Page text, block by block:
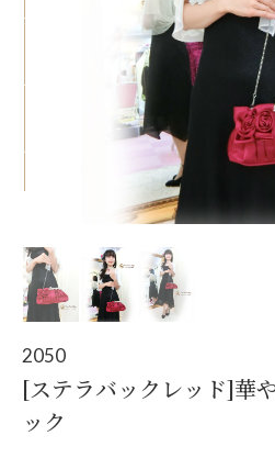
2050
[ステラバックレッド]華
ック